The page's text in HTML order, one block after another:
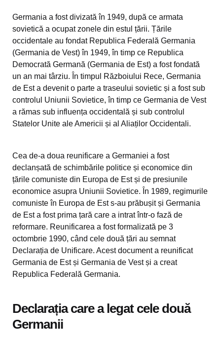
Germania a fost divizată în 1949, după ce armata
sovietică a ocupat zonele din estul țării. Țările
occidentale au fondat Republica Federală Germania
(Germania de Vest) în 1949, în timp ce Republica
Democrată Germană (Germania de Est) a fost fondată
un an mai târziu. În timpul Războiului Rece, Germania
de Est a devenit o parte a traseului sovietic și a fost sub
controlul Uniunii Sovietice, în timp ce Germania de Vest
a rămas sub influența occidentală și sub controlul
Statelor Unite ale Americii și al Aliaților Occidentali.
Cea de-a doua reunificare a Germaniei a fost
declanșată de schimbările politice și economice din
țările comuniste din Europa de Est și de presiunile
economice asupra Uniunii Sovietice. În 1989, regimurile
comuniste în Europa de Est s-au prăbușit și Germania
de Est a fost prima țară care a intrat într-o fază de
reformare. Reunificarea a fost formalizată pe 3
octombrie 1990, când cele două țări au semnat
Declarația de Unificare. Acest document a reunificat
Germania de Est și Germania de Vest și a creat
Republica Federală Germania.
Declarația care a legat cele două
Germanii